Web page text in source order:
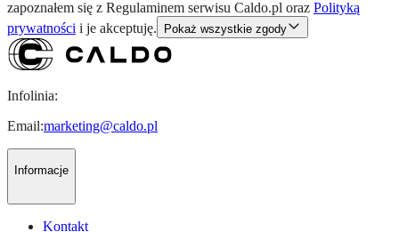
zapoznałem się z Regulaminem serwisu Caldo.pl oraz Polityką
prywatności i je akceptuję. Pokaż wszystkie zgody
Infolinia:
Email:marketing@caldo.pl
Informacje
Kontakt